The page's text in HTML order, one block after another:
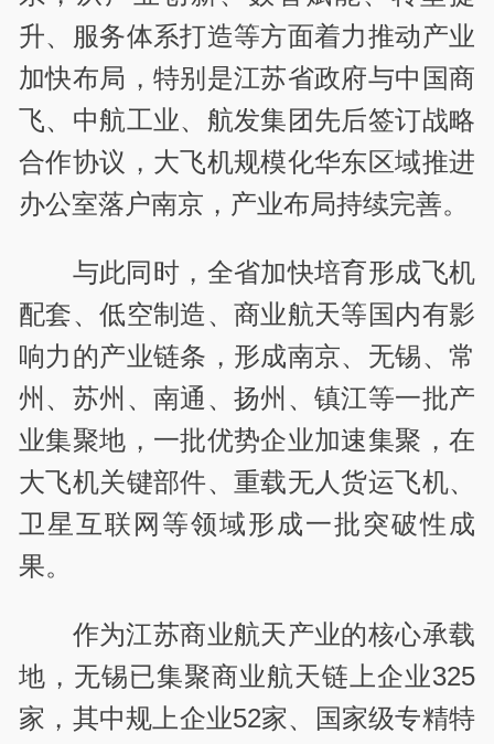
升、服务体系打造等方面着力推动产业
加快布局，特别是江苏省政府与中国商
飞、中航工业、航发集团先后签订战略
合作协议，大飞机规模化华东区域推进
办公室落户南京，产业布局持续完善。
与此同时，全省加快培育形成飞机
配套、低空制造、商业航天等国内有影
响力的产业链条，形成南京、无锡、常
州、苏州、南通、扬州、镇江等一批产
业集聚地，一批优势企业加速集聚，在
大飞机关键部件、重载无人货运飞机、
卫星互联网等领域形成一批突破性成
果。
作为江苏商业航天产业的核心承载
地，无锡已集聚商业航天链上企业325
家，其中规上企业52家、国家级专精特